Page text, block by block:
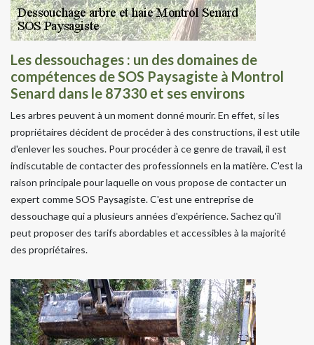
Les dessouchages : un des domaines de
compétences de SOS Paysagiste à Montrol
Senard dans le 87330 et ses environs
Les arbres peuvent à un moment donné mourir. En effet, si les
propriétaires décident de procéder à des constructions, il est utile
d'enlever les souches. Pour procéder à ce genre de travail, il est
indiscutable de contacter des professionnels en la matière. C'est la
raison principale pour laquelle on vous propose de contacter un
expert comme SOS Paysagiste. C'est une entreprise de
dessouchage qui a plusieurs années d'expérience. Sachez qu'il
peut proposer des tarifs abordables et accessibles à la majorité
des propriétaires.